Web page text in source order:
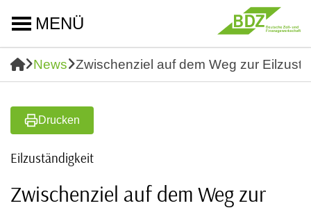
MENÜ
News Zwischenziel auf dem Weg zur
Drucken
Eilzuständigkeit
Zwischenziel auf dem Weg zur